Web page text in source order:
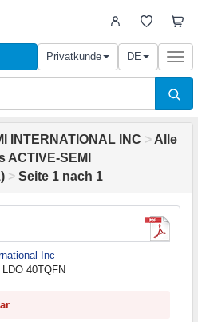
Privatkunde DE
INTERNATIONAL INC > Alle
SEMI
> Seite 1 nach 1
Inc
40TQFN